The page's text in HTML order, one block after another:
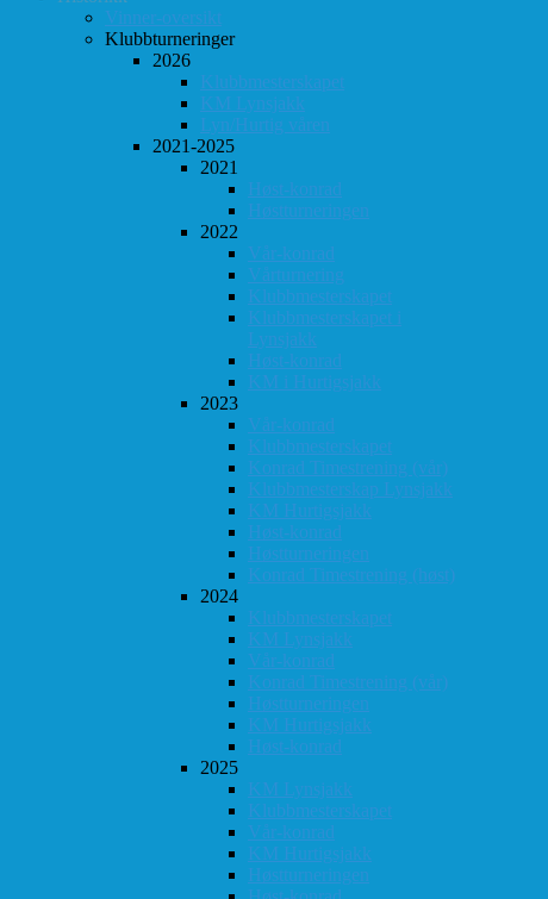
Vinner-oversikt
Klubbturneringer
2026
Klubbmesterskapet
KM Lynsjakk
Lyn/Hurtig våren
2021-2025
2021
Høst-konrad
Høstturneringen
2022
Vår-konrad
Vårturnering
Klubbmesterskapet
Klubbmesterskapet i
Lynsjakk
Høst-konrad
KM i Hurtigsjakk
2023
Vår-konrad
Klubbmesterskapet
Konrad Timestrening (vår)
Klubbmesterskap Lynsjakk
KM Hurtigsjakk
Høst-konrad
Høstturneringen
Konrad Timestrening (høst)
2024
Klubbmesterskapet
KM Lynsjakk
Vår-konrad
Konrad Timestrening (vår)
Høstturneringen
KM Hurtigsjakk
Høst-konrad
2025
KM Lynsjakk
Klubbmesterskapet
Vår-konrad
KM Hurtigsjakk
Høstturneringen